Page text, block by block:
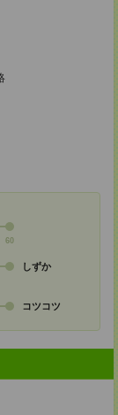
60
しずか
コツコツ